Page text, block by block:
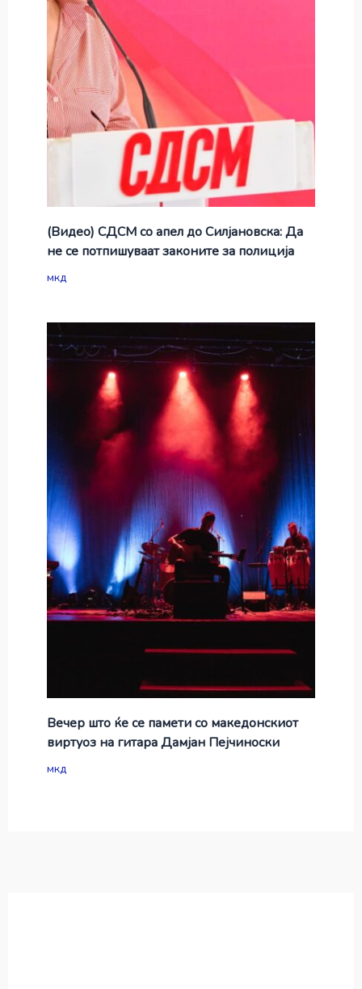
(Видео) СДСМ со апел до Силјановска: Да
не се потпишуваат законите за полиција
мкд
Вечер што ќе се памети со македонскиот
виртуоз на гитара Дамјан Пејчиноски
мкд